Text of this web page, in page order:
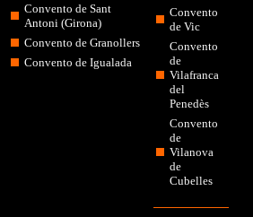
Convento de Sant
Antoni (Girona)
Convento de Granollers
Convento de Igualada
Convento
de Vic
Convento
de
Vilafranca
del
Penedès
Convento
de
Vilanova
de
Cubelles